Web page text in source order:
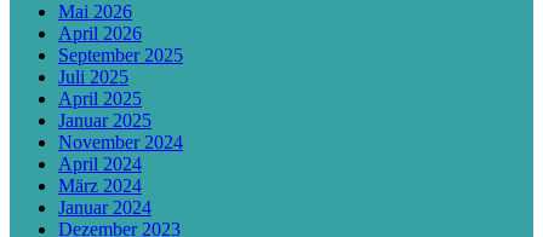
Mai 2026
April 2026
September 2025
Juli 2025
April 2025
Januar 2025
November 2024
April 2024
März 2024
Januar 2024
Dezember 2023